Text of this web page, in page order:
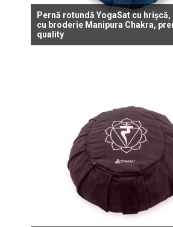
Pernă rotundă YogaSat cu
cu broderie Manipura Chakra,
quality